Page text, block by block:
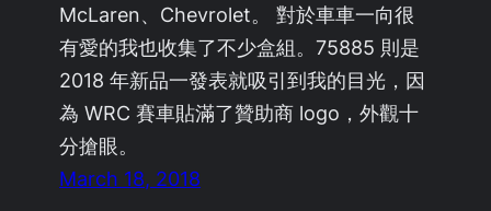
McLaren、Chevrolet。 對於車車一向很
有愛的我也收集了不少盒組。75885 則是
2018 年新品一發表就吸引到我的目光，因
為 WRC 賽車貼滿了贊助商 logo，外觀十
分搶眼。
March 18, 2018